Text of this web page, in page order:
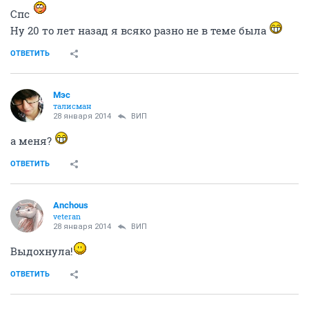
Спс
Ну 20 то лет назад я всяко разно не в теме была
ОТВЕТИТЬ
Мэс
талисман
28 января 2014 ВИП
а меня?
ОТВЕТИТЬ
Аnchous
veteran
28 января 2014 ВИП
Выдохнула!
ОТВЕТИТЬ